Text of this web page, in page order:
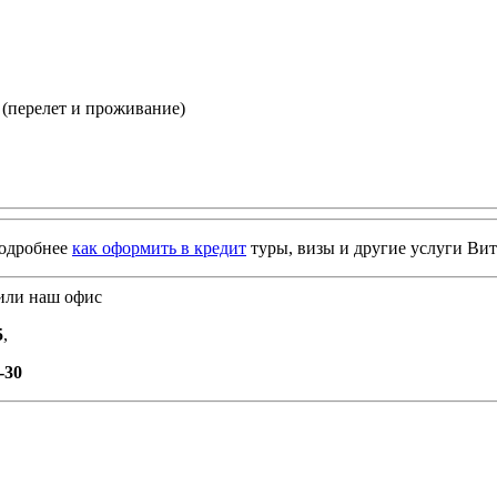
и проживание)
как оформить в кредит туры, визы и другие услуги
наш офис
,
30